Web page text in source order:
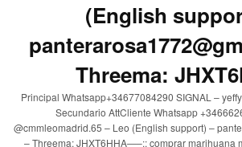
(English
Threema:
Principal Whatsapp+34677084290 SIGNAL –
Secundario AttCliente Whatsapp
@cmmleomadrid.65 – Leo (English support) –
– Threema: JHXT6HHA—–:: comprar marihuana